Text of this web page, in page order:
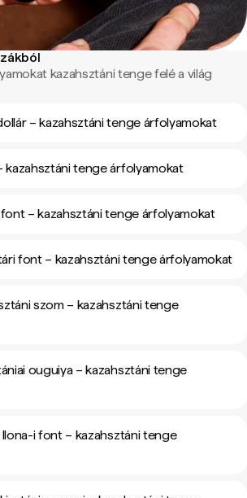
kazahsztáni tenge felé a világ
– kazahsztáni tenge árfolyamokat
kazahsztáni tenge árfolyamokat
– kazahsztáni tenge árfolyamokat
font – kazahsztáni tenge árfolyamokat
szom – kazahsztáni tenge
ouguiya – kazahsztáni tenge
i font – kazahsztáni tenge